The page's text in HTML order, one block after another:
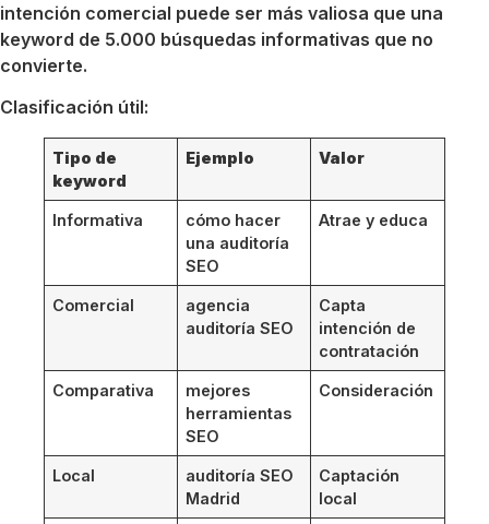
intención comercial puede ser más valiosa que una
keyword de 5.000 búsquedas informativas que no
convierte.
Clasificación útil:
Tipo de
keyword
Ejemplo Valor
Informativa
cómo hacer
una auditoría
SEO
Atrae y educa
Comercial
agencia
auditoría SEO
Capta
intención de
contratación
Comparativa
mejores
herramientas
SEO
Consideración
Local
auditoría SEO
Madrid
Captación
local